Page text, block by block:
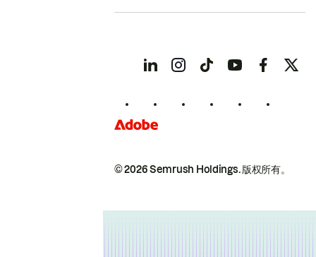
© 2026 Semrush Holdings.版权所有。